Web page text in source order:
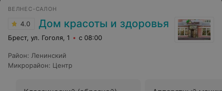
ВЕЛНЕС-САЛОН
4.0 Дом красоты и здоровья
Брест, ул. Гоголя, 1 с 08:00
Район: Ленинский
Микрорайон: Центр